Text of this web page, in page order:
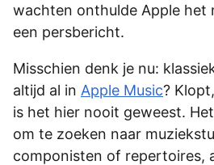
wachten onthulde Apple het
een persbericht.
Misschien denk je nu:
altijd al in Apple Music?
is het hier nooit geweest.
om te zoeken naar
componisten of repertoires,